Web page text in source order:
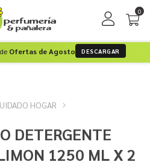
0
Ofertas de Agosto DESCARGAR
HOGAR
DETERGENTE
1250 ML X 2